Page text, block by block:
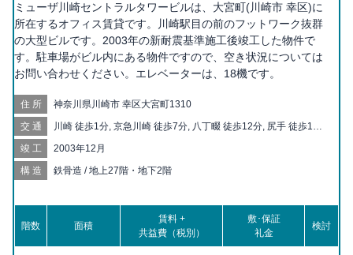
ミューザ川崎セントラルタワービルは、大宮町(川崎市 幸区)に
所在するオフィス賃貸です。川崎駅目の前のフットワーク抜群
の大型ビルです。2003年の新耐震基準施工後竣工した物件で
す。駐車場がビル内にある物件ですので、空き状況については
お問い合わせください。エレベーターは、18機です。
住所 神奈川県川崎市 幸区大宮町1310
交通
川崎 徒歩1分, 京急川崎 徒歩7分, 八丁畷 徒歩12分, 尻手 徒歩12
竣工 2003年12月
構造 鉄骨造 / 地上27階・地下2階
階数 面積
賃料 +
共益費（税別）
敷･保証
礼金
検討